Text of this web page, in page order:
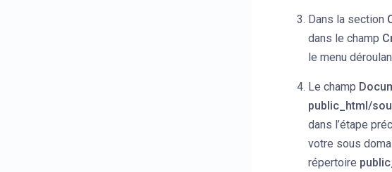
Dans la section
dans le champ
le menu
Le champ
public_html/
dans l’étape
votre sous
répertoire